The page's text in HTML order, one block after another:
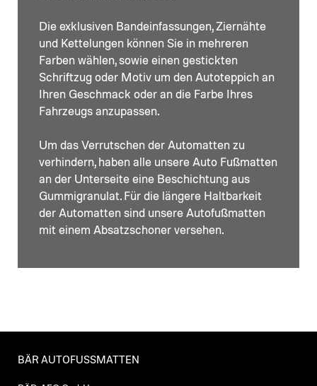
Die exklusiven Bandeinfassungen, Ziernähte
und Kettelungen können Sie in mehreren
Farben wählen, sowie einen gestickten
Schriftzug oder Motiv um den Autoteppich an
Ihren Geschmack oder an die Farbe Ihres
Fahrzeugs anzupassen.
Um das Verrutschen der Automatten zu
verhindern, haben alle unsere Auto Fußmatten
an der Unterseite eine Beschichtung aus
Gummigranulat. Für die längere Haltbarkeit
der Automatten sind unsere Autofußmatten
mit einem Absatzschoner versehen.
BÄR AUTOFUSSMATTEN